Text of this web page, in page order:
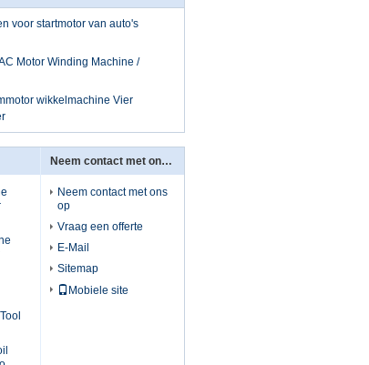
voor startmotor van auto's
Motor Winding Machine /
wikkelmachine Vier
Neem contact met ons op
Neem contact met ons
op
Vraag een offerte
E-Mail
Sitemap
Mobiele site